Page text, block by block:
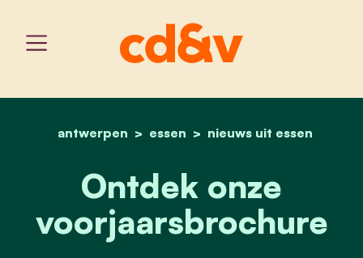
home
antwerpen essen nieuws uit essen
ontdek onze
Ontdek onze
voorjaarsbrochure